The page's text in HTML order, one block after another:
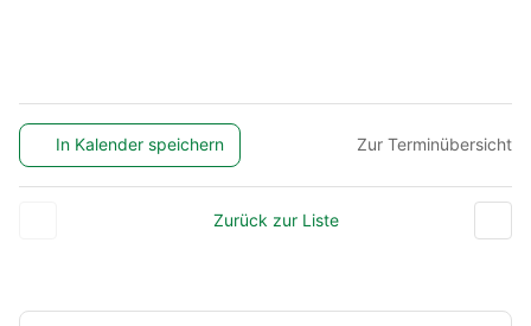
In Kalender speichern Zur Terminübersicht
Zurück zur Liste